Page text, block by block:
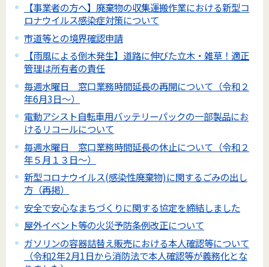
【事業者の方へ】廃棄物の収集運搬作業における新型コ
ロナウイルス感染症対策について
市道等との境界確認申請
【雨風による倒木発生】道路に伸びた立木・雑草！適正
管理は所有者の責任
毎週水曜日 窓口業務時間延長の再開について（令和２
年6月3日～）
電動アシスト自転車用バッテリーパックの一部製品にお
けるリコールについて
毎週水曜日 窓口業務時間延長の休止について（令和２
年５月１３日～）
新型コロナウイルス(感染性廃棄物)に関するごみの出し
方（再掲）
安全で安心なまちづくりに関する協定を締結しました
屋外イベント等の火災予防条例改正について
ガソリンの容器詰替え販売における本人確認等について
（令和2年2月1日から消防法で本人確認等が義務化とな